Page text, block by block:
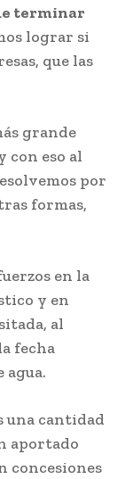
terminar
lograr si
que las
grande
con eso al
por
formas,
en la
y en
al
fecha
agua.
una cantidad
aportado
concesiones